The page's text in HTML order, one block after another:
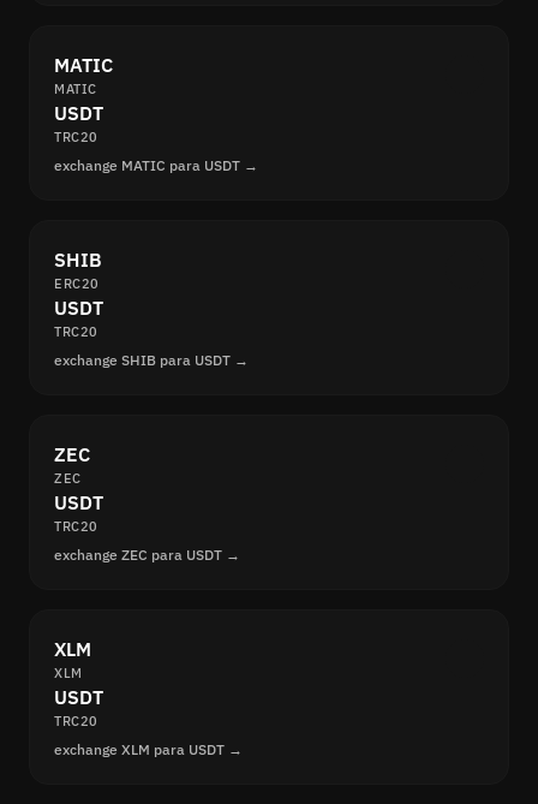
MATIC
MATIC
USDT
TRC20
exchange MATIC para USDT →
SHIB
ERC20
USDT
TRC20
exchange SHIB para USDT →
ZEC
ZEC
USDT
TRC20
exchange ZEC para USDT →
XLM
XLM
USDT
TRC20
exchange XLM para USDT →